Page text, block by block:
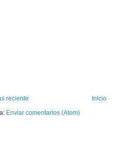
reciente
Inicio
Enviar comentarios (Atom)